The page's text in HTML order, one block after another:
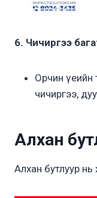
6. Чичиргээ
Орчин үеийн
чичиргээ,
Алхан
Алхан бутлуур нь